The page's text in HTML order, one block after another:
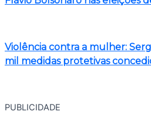
Violência contra a mulher:
mil medidas protetivas
PUBLICIDADE